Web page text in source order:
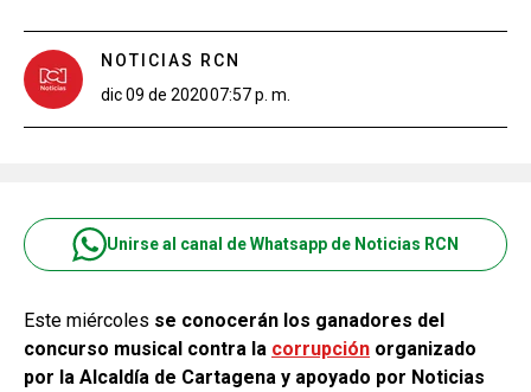
NOTICIAS RCN
dic 09 de 202007:57 p. m.
Unirse al canal de Whatsapp de Noticias RCN
Este miércoles se conocerán los ganadores del
concurso musical contra la corrupción organizado
por la Alcaldía de Cartagena y apoyado por Noticias